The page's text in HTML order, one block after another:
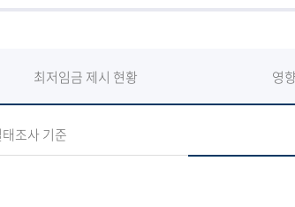
최저임금 제시 현황 영
조사 기준